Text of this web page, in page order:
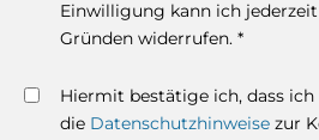
Einwilligung kann ich
Gründen widerrufen. *
Hiermit bestätige ich, dass ich
die Datenschutzhinweise zur